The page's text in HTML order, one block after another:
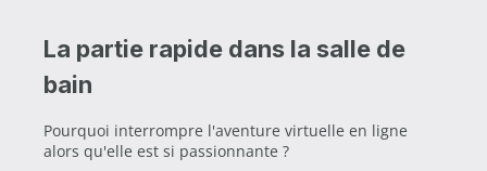
La partie rapide dans la salle de
bain
Pourquoi interrompre l'aventure virtuelle en ligne
alors qu'elle est si passionnante ?